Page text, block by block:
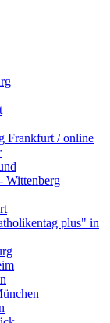
Frankfurt / online
Wittenberg
plus" in